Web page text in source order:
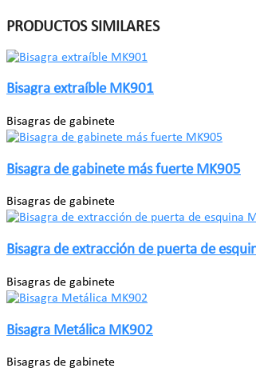
PRODUCTOS SIMILARES
Bisagra extraíble MK901
Bisagras de gabinete
Bisagra de gabinete más fuerte MK905
Bisagras de gabinete
Bisagra de extracción de puerta de
Bisagras de gabinete
Bisagra Metálica MK902
Bisagras de gabinete